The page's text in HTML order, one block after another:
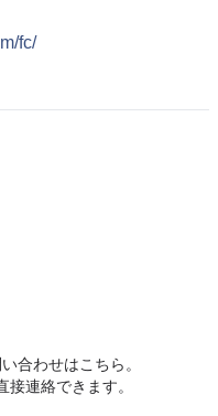
fc/
合わせはこちら。
連絡できます。